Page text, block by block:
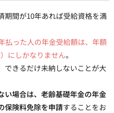
期間が10年あれば受給資格を満
払った人の年金受給額は、年額
にしかなりません。
できるだけ未納しないことが大
い場合は、老齢基礎年金の年金
保険料免除を申請することをお